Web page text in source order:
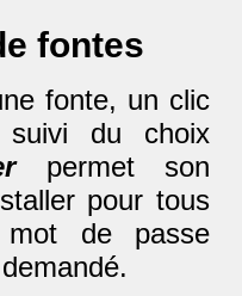
fontes
fonte, un clic
du choix
permet son
pour tous
de passe